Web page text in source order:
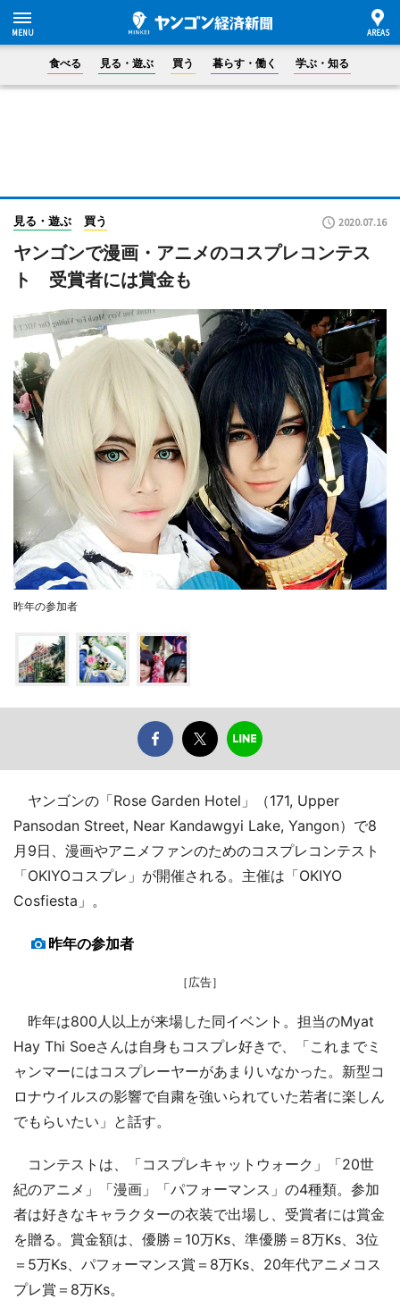
食べる 見る・遊ぶ 買う 暮らす・働く 学ぶ・知る
見る・遊ぶ 買う 2020.07.16
ヤンゴンで漫画・アニメのコスプレコンテス
ト 受賞者には賞金も
昨年の参加者
ヤンゴンの「Rose Garden Hotel」（171, Upper
Pansodan Street, Near Kandawgyi Lake, Yangon）で8
月9日、漫画やアニメファンのためのコスプレコンテスト
「OKIYOコスプレ」が開催される。主催は「OKIYO
Cosfiesta」。
昨年の参加者
［広告］
昨年は800人以上が来場した同イベント。担当のMyat
Hay Thi Soeさんは自身もコスプレ好きで、「これまでミ
ャンマーにはコスプレーヤーがあまりいなかった。新型コ
ロナウイルスの影響で自粛を強いられていた若者に楽しん
でもらいたい」と話す。
コンテストは、「コスプレキャットウォーク」「20世
紀のアニメ」「漫画」「パフォーマンス」の4種類。参加
者は好きなキャラクターの衣装で出場し、受賞者には賞金
を贈る。賞金額は、優勝＝10万Ks、準優勝＝8万Ks、3位
＝5万Ks、パフォーマンス賞＝8万Ks、20年代アニメコス
プレ賞＝8万Ks。